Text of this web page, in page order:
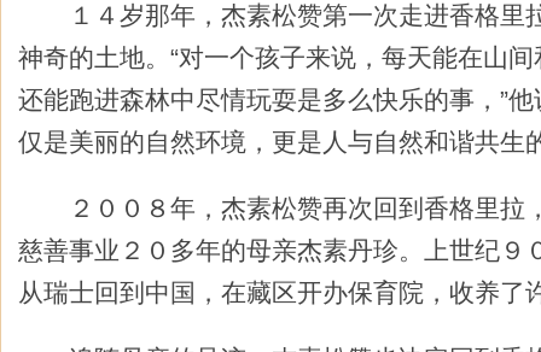
１４岁那年，杰素松赞第一次走进香格里
神奇的土地。“对一个孩子来说，每天能在山
还能跑进森林中尽情玩耍是多么快乐的事，”
仅是美丽的自然环境，更是人与自然和谐共生
２００８年，杰素松赞再次回到香格里拉
慈善事业２０多年的母亲杰素丹珍。上世纪９
从瑞士回到中国，在藏区开办保育院，收养了